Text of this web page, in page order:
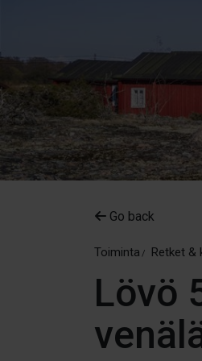
Go back
Toiminta Retket &
Lövö